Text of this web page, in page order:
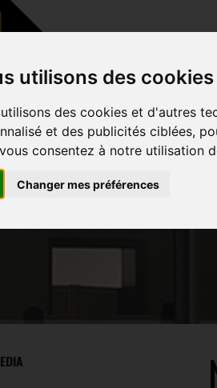
utilisons des cookies
des cookies et d'autres
et des publicités ciblées,
consentez à notre utilisation
Changer mes préférences
HOME ABOUT